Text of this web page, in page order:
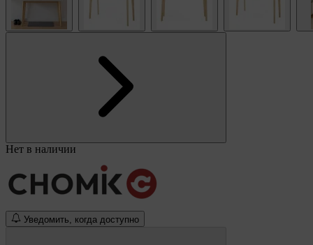
Нет в наличии
Уведомить, когда доступно